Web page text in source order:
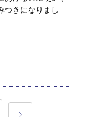
つきになりまし